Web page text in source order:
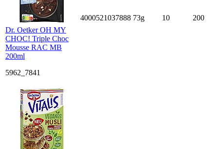
Dr. Oetker OH MY
CHOC! Triple Choc
Mousse RAC MB
200ml
5962_7841
4000521037888 73g 10 200